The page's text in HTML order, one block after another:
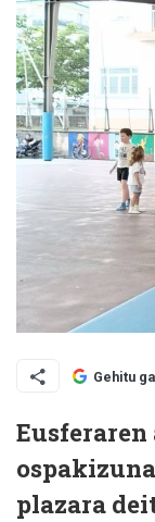
Gehitu
Eusferaren
plazara